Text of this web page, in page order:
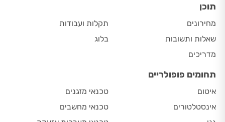
תוכן
מחירונים
שאלות ותשובות
מדריכים
תקלות ועבודות
בלוג
תחומים פופולריים
איטום
אינסטלטורים
טכנאי מזגנים
טכנאי מחשבים